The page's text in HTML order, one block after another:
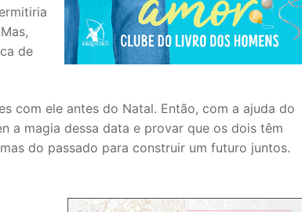
de
com ele antes do Natal. Então, com a ajuda do
a magia dessa data e provar que os dois têm
do passado para construir um futuro juntos.